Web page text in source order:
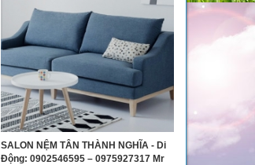
SALON NỆM TÂN THÀNH NGHĨA - Di
Động: 0902546595 – 0975927317 Mr